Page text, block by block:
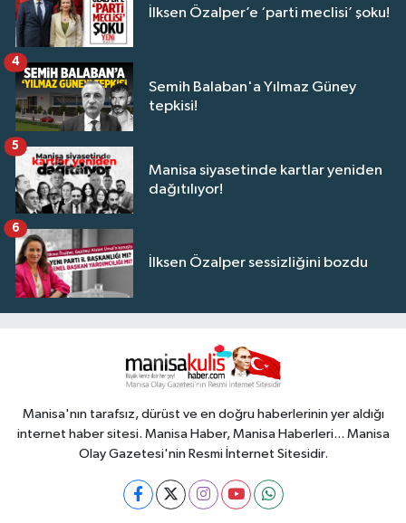
İlksen Özalper’e ‘parti meclisi’ şoku!
Semih Balaban'a Yılmaz Güney
tepkisi!
4
Manisa siyasetinde kartlar yeniden
dağıtılıyor!
5
İlksen Özalper sessizliğini bozdu
6
Manisa'nın tarafsız, dürüst ve en doğru haberlerinin yer aldığı
internet haber sitesi. Manisa Haber, Manisa Haberleri... Manisa
Olay Gazetesi'nin Resmi İnternet Sitesidir.